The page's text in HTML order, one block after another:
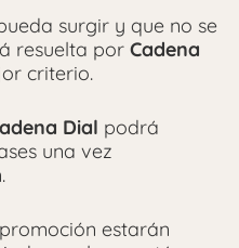
surgir y que no se
resuelta por Cadena
criterio.
Dial podrá
una vez
estarán